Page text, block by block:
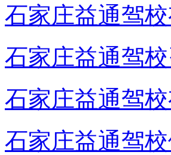
石家庄益通驾
石家庄益通驾
石家庄益通驾
石家庄益通驾